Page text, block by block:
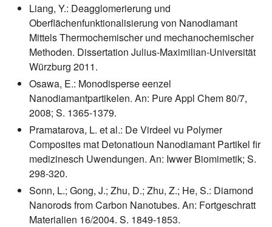
Liang, Y.: Deagglomerierung und
Oberflächenfunktionalisierung von Nanodiamant
Mittels Thermochemischer und mechanochemischer
Methoden. Dissertation Julius-Maximilian-Universität
Würzburg 2011.
Osawa, E.: Monodisperse eenzel
Nanodiamantpartikelen. An: Pure Appl Chem 80/7,
2008; S. 1365-1379.
Pramatarova, L. et al.: De Virdeel vu Polymer
Composites mat Detonatioun Nanodiamant Partikel fir
medizinesch Uwendungen. An: Iwwer Biomimetik; S.
298-320.
Sonn, L.; Gong, J.; Zhu, D.; Zhu, Z.; He, S.: Diamond
Nanorods from Carbon Nanotubes. An: Fortgeschratt
Materialien 16/2004. S. 1849-1853.